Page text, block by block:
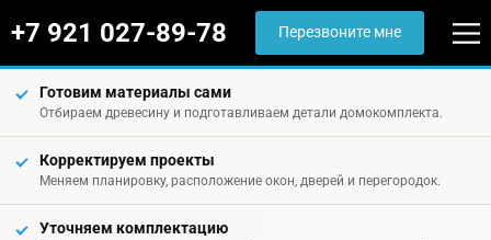
+7 921 027-89-78 Перезвоните мне
Готовим материалы сами
Отбираем древесину и подготавливаем детали домокомплекта.
Корректируем проекты
Меняем планировку, расположение окон, дверей и перегородок.
Уточняем комплектацию